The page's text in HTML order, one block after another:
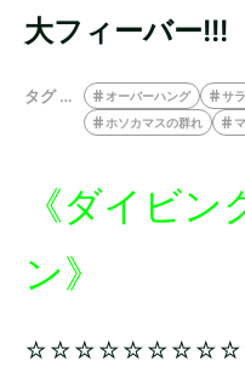
大フィーバー!!!
タグ … オーバーハング サ
ホソカマスの群れ
《ダイビ
ン》